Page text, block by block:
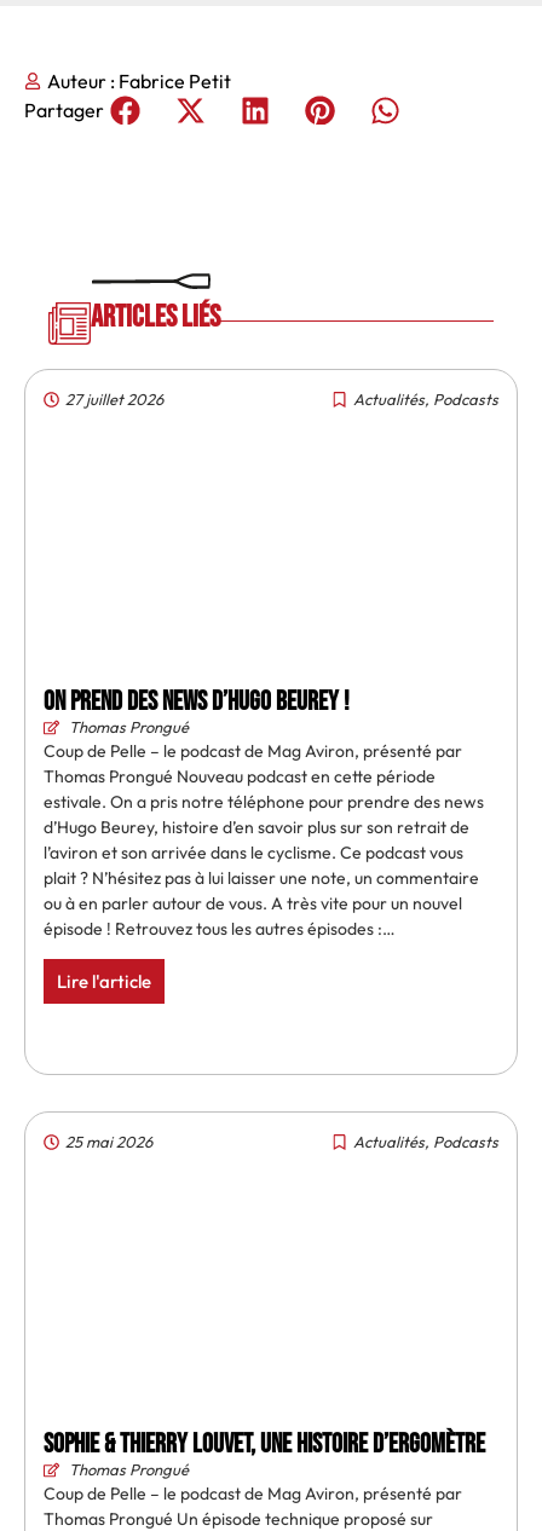
Partager
Auteur : Fabrice Petit
Articles liés
27 juillet 2026 Actualités, Podcasts
On prend des news d’Hugo Beurey !
Thomas Prongué
Coup de Pelle – le podcast de Mag Aviron, présenté par
Thomas Prongué Nouveau podcast en cette période
estivale. On a pris notre téléphone pour prendre des news
d’Hugo Beurey, histoire d’en savoir plus sur son retrait de
l’aviron et son arrivée dans le cyclisme. Ce podcast vous
plait ? N’hésitez pas à lui laisser une note, un commentaire
ou à en parler autour de vous. A très vite pour un nouvel
épisode ! Retrouvez tous les autres épisodes :…
Lire l'article
25 mai 2026 Actualités, Podcasts
Sophie & Thierry Louvet, une histoire d’ergomètre
Thomas Prongué
Coup de Pelle – le podcast de Mag Aviron, présenté par
Thomas Prongué Un épisode technique proposé sur